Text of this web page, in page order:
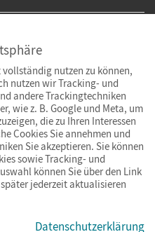
Cookies & Co.
nutzen zu können,
nutzen wir Tracking- und
andere Trackingtechniken
wie z. B. Google und Meta, um
die zu Ihren Interessen
Cookies Sie annehmen und
Sie akzeptieren. Sie können
sowie Tracking- und
können Sie über den Link
später jederzeit aktualisieren
Datenschutzerklärung